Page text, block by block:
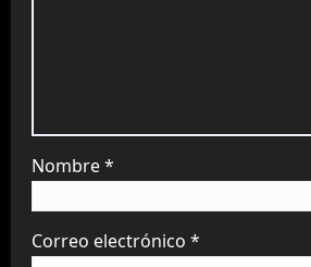
Nombre*
Correo electrónico *